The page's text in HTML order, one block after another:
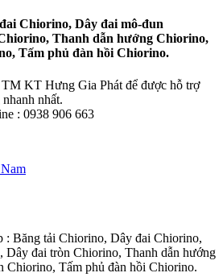
Chiorino, Dây đai mô-đun
Thanh dẫn hướng Chiorino,
Tấm phủ đàn hồi Chiorino.
KT Hưng Gia Phát để được hỗ trợ
nhất.
: 0938 906 663
: Băng tải Chiorino, Dây đai Chiorino,
Dây đai tròn Chiorino, Thanh dẫn hướng
Chiorino, Tấm phủ đàn hồi Chiorino.